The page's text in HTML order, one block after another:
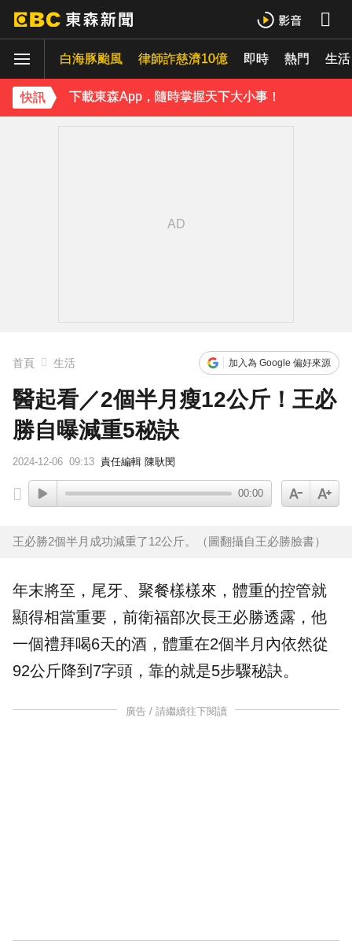
白海豚颱風 律師詐慈濟10億 即時 熱門 生活
快訊
吳東諺結婚10年超寵妻！「主動帶娃」羨煞人妻女星 她認了：心很酸
下載東森App，隨時掌握天下大小事！
首頁 生活 加入為 Google 偏好來源
醫起看／2個半月瘦12公斤！王必
勝自曝減重5秘訣
2024-12-06 09:13 責任編輯 陳耿閔
00:00
王必勝2個半月成功減重了12公斤。（圖翻攝自王必勝臉書）
年末將至，尾牙、聚餐樣樣來，體重的控管就
顯得相當重要，前衛福部次長王必勝透露，他
一個禮拜喝6天的酒，體重在2個半月內依然從
92公斤降到7字頭，靠的就是5步驟秘訣。
廣告 / 請繼續往下閱讀